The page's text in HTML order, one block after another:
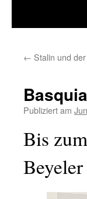
← Stalin und
Publiziert am
Bis